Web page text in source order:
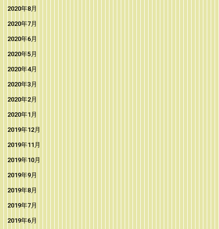
2020年8月
2020年7月
2020年6月
2020年5月
2020年4月
2020年3月
2020年2月
2020年1月
2019年12月
2019年11月
2019年10月
2019年9月
2019年8月
2019年7月
2019年6月